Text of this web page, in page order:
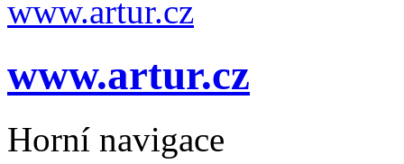
www.artur.cz
Horní navigace